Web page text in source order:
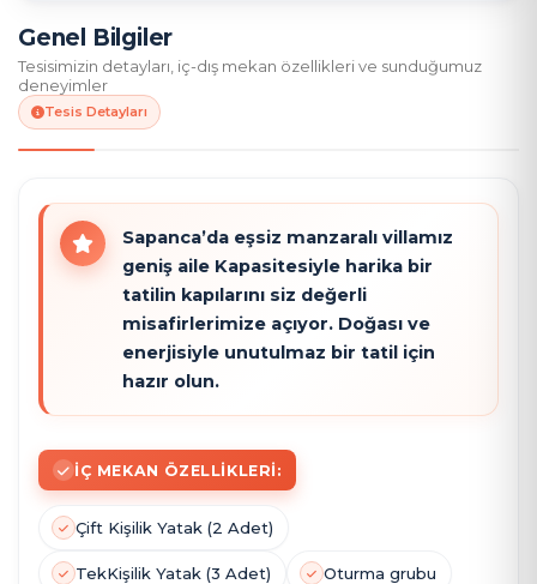
Genel Bilgiler
Tesisimizin detayları, iç-dış mekan özellikleri ve sunduğumuz
deneyimler
Tesis Detayları
Sapanca’da eşsiz manzaralı villamız
geniş aile Kapasitesiyle harika bir
tatilin kapılarını siz değerli
misafirlerimize açıyor. Doğası ve
enerjisiyle unutulmaz bir tatil için
hazır olun.
İÇ MEKAN ÖZELLIKLERI:
Çift Kişilik Yatak (2 Adet)
TekKişilik Yatak (3 Adet) Oturma grubu